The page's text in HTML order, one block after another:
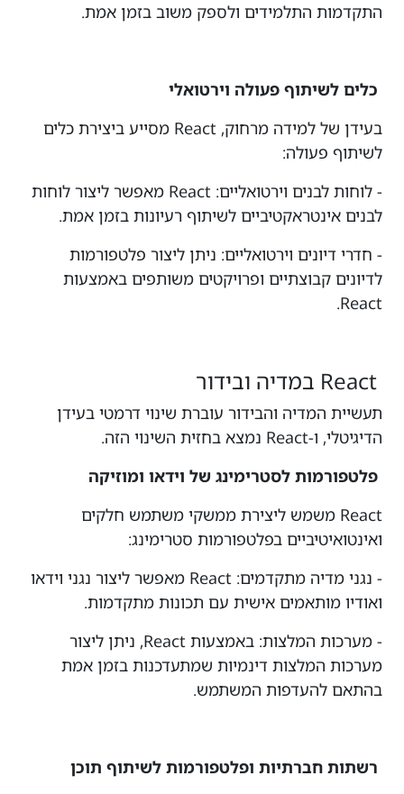
התקדמות התלמידים ולספק משוב בזמן אמת.
כלים לשיתוף פעולה וירטואלי
בעידן של למידה מרחוק, React מסייע ביצירת כלים
לשיתוף פעולה:
- לוחות לבנים וירטואליים: React מאפשר ליצור לוחות
לבנים אינטראקטיביים לשיתוף רעיונות בזמן אמת.
- חדרי דיונים וירטואליים: ניתן ליצור פלטפורמות
לדיונים קבוצתיים ופרויקטים משותפים באמצעות
React.
תעשיית המדיה והבידור עוברת שינוי דרמטי בעידן
הדיגיטלי, ו-React נמצא בחזית השינוי הזה.
פלטפורמות לסטרימינג של וידאו ומוזיקה
React משמש ליצירת ממשקי משתמש חלקים
ואינטואיטיביים בפלטפורמות סטרימינג:
- נגני מדיה מתקדמים: React מאפשר ליצור נגני וידאו
ואודיו מותאמים אישית עם תכונות מתקדמות.
- מערכות המלצות: באמצעות React, ניתן ליצור
מערכות המלצות דינמיות שמתעדכנות בזמן אמת
בהתאם להעדפות המשתמש.
רשתות חברתיות ופלטפורמות לשיתוף תוכן